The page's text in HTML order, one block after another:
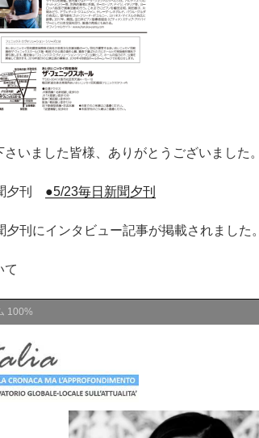
いました皆様、ありがとうございました。
夕刊 ●5/23毎日新聞夕刊
刊にインタビュー記事が掲載されました。
て
100%